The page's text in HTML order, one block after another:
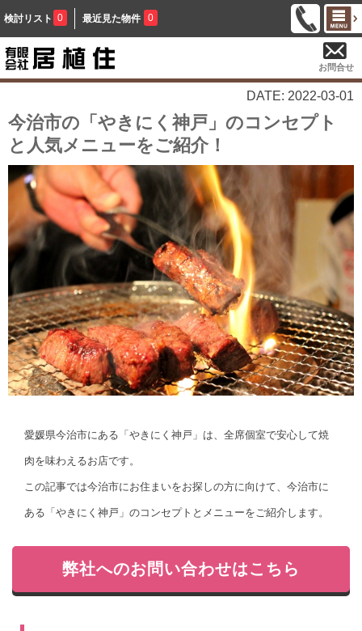
検討リスト 0 最近見た物件 0
お問合せ
DATE: 2022-03-01
今治市の「やきにく神戸」のコンセプト
と人気メニューをご紹介！
愛媛県今治市にある「やきにく神戸」は、全席個室で安心して焼
肉を味わえるお店です。
この記事では今治市にお住まいをお探しの方に向けて、今治市に
ある「やきにく神戸」のコンセプトとメニューをご紹介します。
弊社へのお問い合わせはこちら